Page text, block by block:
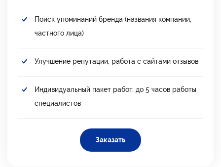
Поиск упоминаний бренда (названия компании,
частного лица)
Улучшение репутации, работа с сайтами отзывов
Индивидуальный пакет работ, до 5 часов работы
специалистов
Заказать